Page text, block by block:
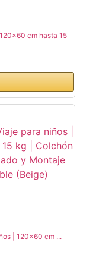
cm hasta 15
| 120x60 cm ...